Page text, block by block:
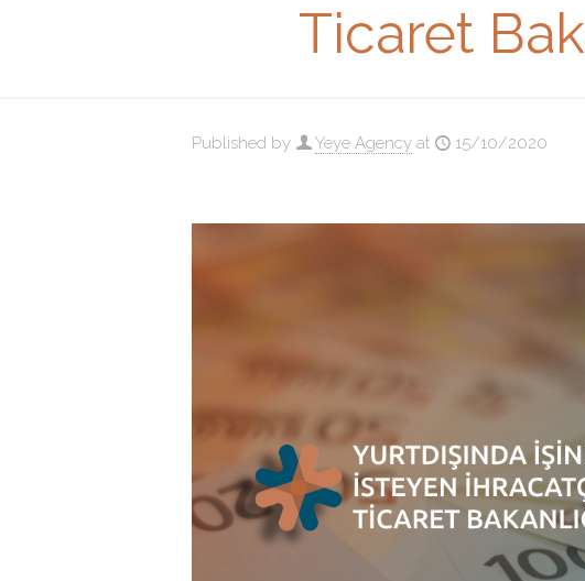
Ticaret
Published by Yeye Agency at 15/10/2020